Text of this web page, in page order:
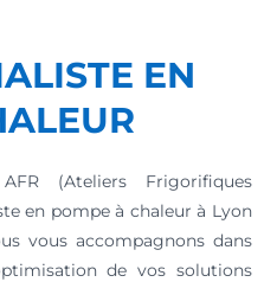
EN
(Ateliers Frigorifiques
en pompe à chaleur à Lyon
vous accompagnons dans
de vos solutions